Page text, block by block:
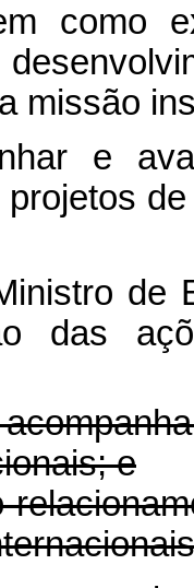
como
missão
e
de
das
e